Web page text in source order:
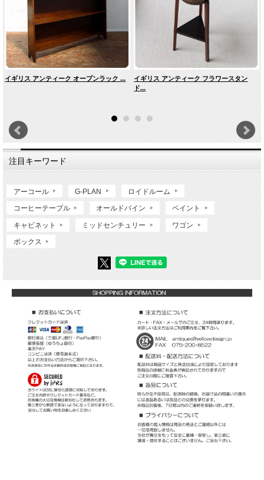
イギリス アンティーク オープンラック ...
イギリス アンティーク フラワースタン
ド...
注目キーワード
アーコール G-PLAN ロイドルーム
コーヒーテーブル オールドパイン ペイント
キャビネット ミッドセンチュリー ワゴン
ボックス